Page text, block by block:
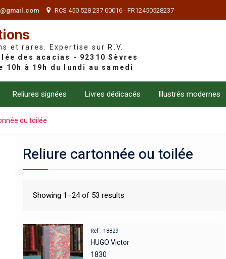
RCS 450 528 237 00016 - FR12450528237
et rares. Expertise sur R.V.
Reliures signées Livres dédicacés Illustrés modernes
ou toilée
Reliure cartonnée ou toilée
Showing 1–24 of 53 results
Réf : 18829
HUGO Victor
1830